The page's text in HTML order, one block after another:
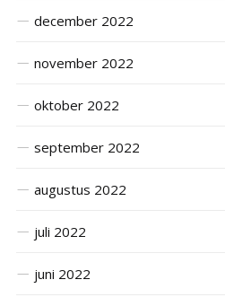
december 2022
november 2022
oktober 2022
september 2022
augustus 2022
juli 2022
juni 2022